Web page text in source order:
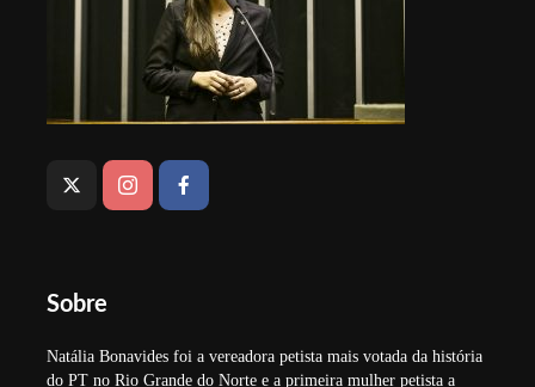
Sobre
Natália Bonavides foi a vereadora petista mais votada da história
do PT no Rio Grande do Norte e a primeira mulher petista a